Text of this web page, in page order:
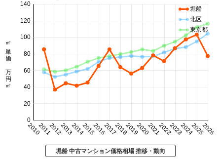
20102011201220132014201520162017201820192020202120222023202420252026
0
20
40
60
80
100
120
140
㎡単価 万円/㎡
堀船
北区
東京都
堀船 中古マンション価格相場 推移・動向